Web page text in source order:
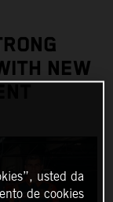
NEW
usted da
de cookies